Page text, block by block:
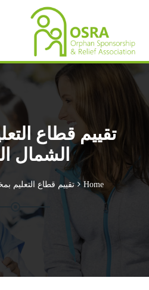
تقييم قطاع
الشمال
Home تقييم قطاع التعليم